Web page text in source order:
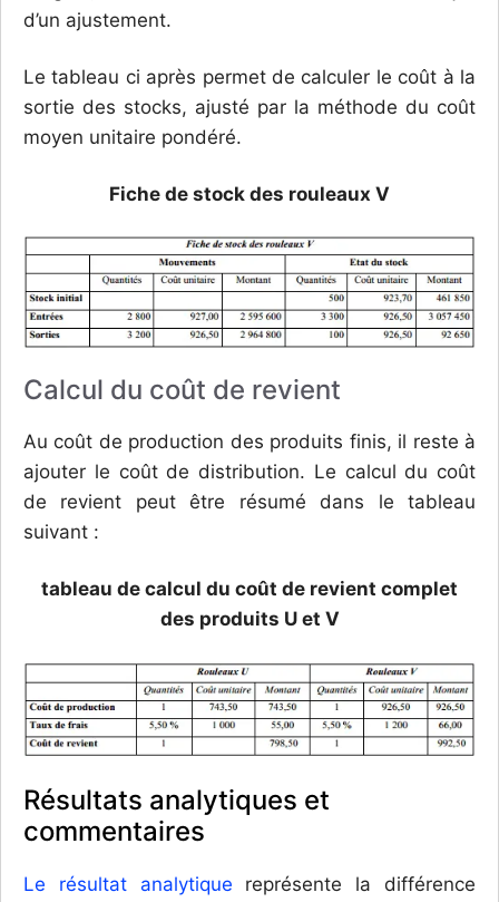
d’un ajustement.
Le tableau ci après permet de calculer le coût à la
sortie des stocks, ajusté par la méthode du coût
moyen unitaire pondéré.
Fiche de stock des rouleaux V
Calcul du coût de revient
Au coût de production des produits finis, il reste à
ajouter le coût de distribution. Le calcul du coût
de revient peut être résumé dans le tableau
suivant :
tableau de calcul du coût de revient complet
des produits U et V
Résultats analytiques et
commentaires
Le résultat analytique représente la différence